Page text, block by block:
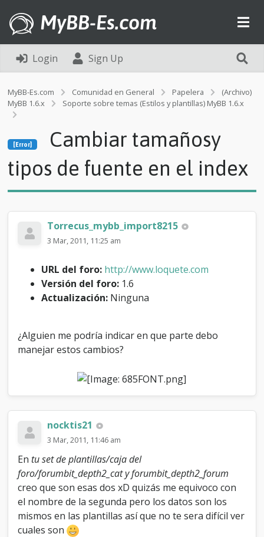
MyBB-Es.com
Login Sign Up
MyBB-Es.com Comunidad en General Papelera
(Archivo)
MyBB 1.6.x
Soporte sobre temas (Estilos y plantillas) MyBB 1.6.x
a
b
i
a
t
m
o
s
u
e
n
e
l
i
n
d
e
[Error]
Cambiar tamañosy
tipos de fuente en el index
Torrecus_mybb_import8215
3 Mar, 2011, 11:25 am
URL del foro: http://www.loquete.com
Versión del foro: 1.6
Actualización: Ninguna
¿Alguien me podría indicar en que parte debo
manejar estos cambios?
nocktis21
3 Mar, 2011, 11:46 am
En tu set de plantillas/caja del
foro/forumbit_depth2_cat y forumbit_depth2_forum
creo que son esas dos xD quizás me equivoco con
el nombre de la segunda pero los datos son los
mismos en las plantillas así que no te sera difícil ver
cuales son